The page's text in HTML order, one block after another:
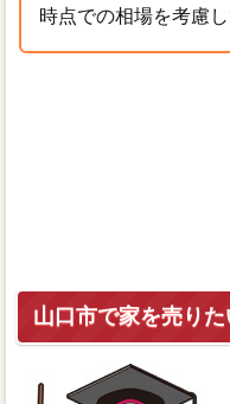
時点での相場を考慮
山口市で家を売りた